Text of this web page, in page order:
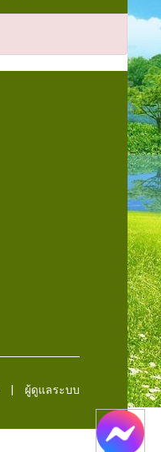
ผู้ดูแลระบบ